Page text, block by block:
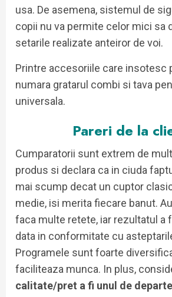
usa. De asemena, sistemul de
copii nu va permite celor mici sa
setarile realizate anteiror de voi.
Printre accesoriile care insotesc
numara gratarul combi si tava
universala.
Pareri de la
Cumparatorii sunt extrem de
produs si declara ca in ciuda
mai scump decat un cuptor
medie, isi merita fiecare banut.
faca multe retete, iar rezultatul a
data in conformitate cu
Programele sunt foarte
faciliteaza munca. In plus,
calitate/pret a fi unul de